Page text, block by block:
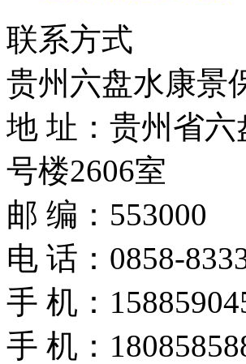
联系方式
贵州六盘水康景
地 址：贵州省
号楼2606室
邮 编：553000
电 话：0858-
手 机：
手 机：